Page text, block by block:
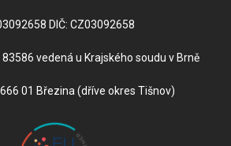
DIČ: CZ03092658
vedená u Krajského soudu v Brně
01 Březina (dříve okres Tišnov)